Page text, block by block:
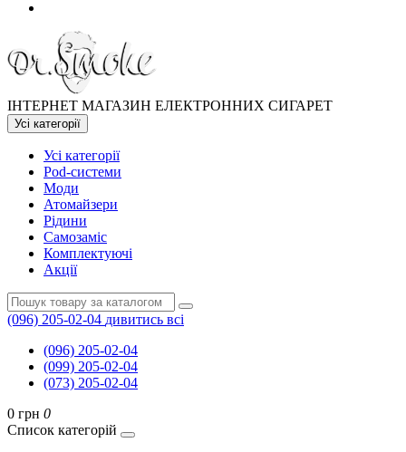
ІНТЕРНЕТ МАГАЗИН ЕЛЕКТРОННИХ СИГАРЕТ
Усі категорії
Усі категорії
Pod-системи
Моди
Атомайзери
Рідини
Самозаміс
Комплектуючі
Акції
(096) 205-02-04 дивитись всі
(096) 205-02-04
(099) 205-02-04
(073) 205-02-04
0 грн 0
Список категорій